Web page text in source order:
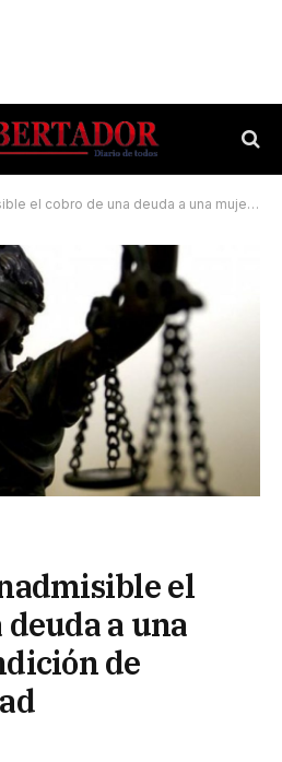
de una deuda a una mujer en condición de vulnerabilidad
el
a una
de